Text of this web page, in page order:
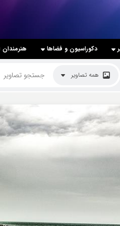
دکوراسیون و فضاها هنرمندان
همه تصاویر